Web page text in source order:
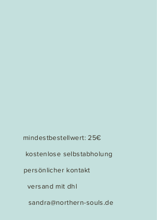
mindestbestellwert: 25€
kostenlose selbstabholung
persönlicher kontakt
versand mit dhl
sandra@northern-souls.de